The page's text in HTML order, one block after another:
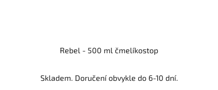
Rebel - 500 ml čmelíkostop
Skladem. Doručení obvykle do 6-10 dní.